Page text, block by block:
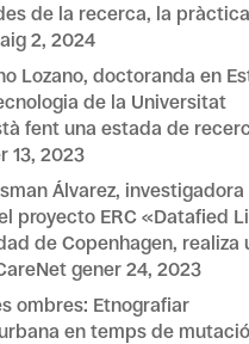
de la recerca, la
2, 2024
Lozano, doctoranda en
de la Universitat
fent una estada de
13, 2023
Álvarez, investigadora
proyecto ERC «Datafied
de Copenhagen, realiza
gener 24, 2023
ombres: Etnografiar
en temps de mutació